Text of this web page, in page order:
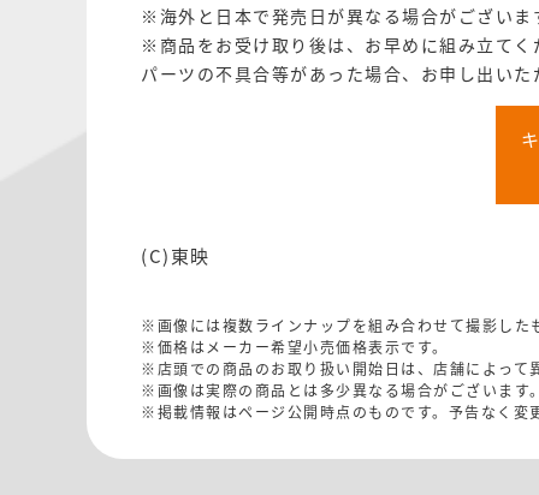
※海外と日本で発売日が異なる場合がございま
※商品をお受け取り後は、お早めに組み立てく
パーツの不具合等があった場合、お申し出い
(C)東映
※画像には複数ラインナップを組み合わせて撮影した
※価格はメーカー希望小売価格表示です。
※店頭での商品のお取り扱い開始日は、店舗によって
※画像は実際の商品とは多少異なる場合がございます
※掲載情報はページ公開時点のものです。予告なく変